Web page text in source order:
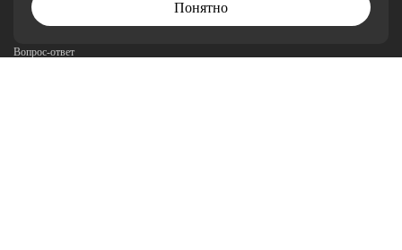
Политики обработки персональных
данных
Вопрос-ответ
Понятно